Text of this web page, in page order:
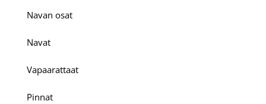
Navan osat
Navat
Vapaarattaat
Pinnat